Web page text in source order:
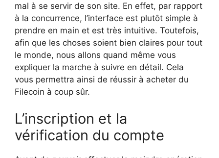
mal à se servir de son site. En effet, par rapport
à la concurrence, l’interface est plutôt simple à
prendre en main et est très intuitive. Toutefois,
afin que les choses soient bien claires pour tout
le monde, nous allons quand même vous
expliquer la marche à suivre en détail. Cela
vous permettra ainsi de réussir à acheter du
Filecoin à coup sûr.
L’inscription et la
vérification du compte